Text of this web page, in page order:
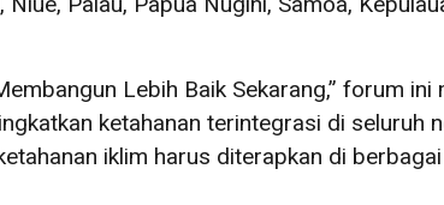
Lebih Baik Sekarang,” forum
ketahanan terintegrasi di seluruh
iklim harus diterapkan di